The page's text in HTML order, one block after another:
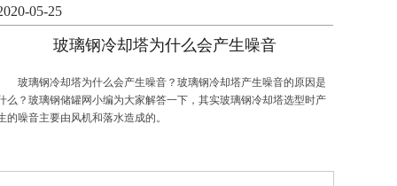
玻璃钢酸雾(废气)净化塔
询我公司了解最新的玻璃钢储罐报价。
05-25
玻璃钢冷却塔为什么会产生噪音
玻璃钢冷却塔为什么会产生噪音？玻璃钢冷却塔产生噪音的原因是
么？玻璃钢储罐网小编为大家解答一下，其实玻璃钢冷却塔选型时产
的噪音主要由风机和落水造成的。